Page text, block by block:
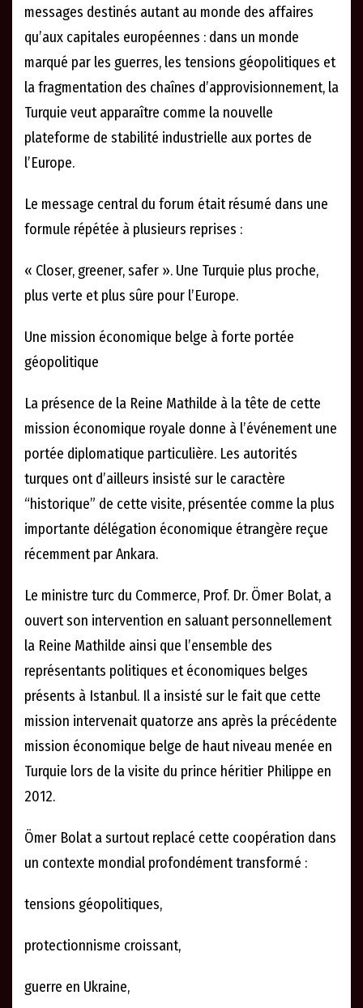
messages destinés autant au monde des affaires
qu’aux capitales européennes : dans un monde
marqué par les guerres, les tensions géopolitiques et
la fragmentation des chaînes d’approvisionnement, la
Turquie veut apparaître comme la nouvelle
plateforme de stabilité industrielle aux portes de
l’Europe.
Le message central du forum était résumé dans une
formule répétée à plusieurs reprises :
« Closer, greener, safer ». Une Turquie plus proche,
plus verte et plus sûre pour l’Europe.
Une mission économique belge à forte portée
géopolitique
La présence de la Reine Mathilde à la tête de cette
mission économique royale donne à l’événement une
portée diplomatique particulière. Les autorités
turques ont d’ailleurs insisté sur le caractère
“historique” de cette visite, présentée comme la plus
importante délégation économique étrangère reçue
récemment par Ankara.
Le ministre turc du Commerce, Prof. Dr. Ömer Bolat, a
ouvert son intervention en saluant personnellement
la Reine Mathilde ainsi que l’ensemble des
représentants politiques et économiques belges
présents à Istanbul. Il a insisté sur le fait que cette
mission intervenait quatorze ans après la précédente
mission économique belge de haut niveau menée en
Turquie lors de la visite du prince héritier Philippe en
2012.
Ömer Bolat a surtout replacé cette coopération dans
un contexte mondial profondément transformé :
tensions géopolitiques,
protectionnisme croissant,
guerre en Ukraine,